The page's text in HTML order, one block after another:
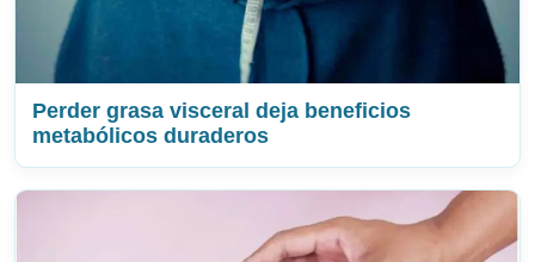
Perder grasa visceral deja beneficios
metabólicos duraderos